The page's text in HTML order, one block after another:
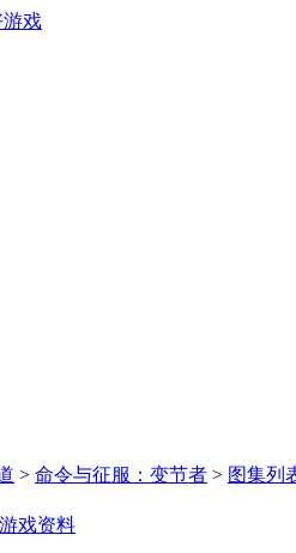
> 命令与征服：变节者 > 图集列
游戏资料